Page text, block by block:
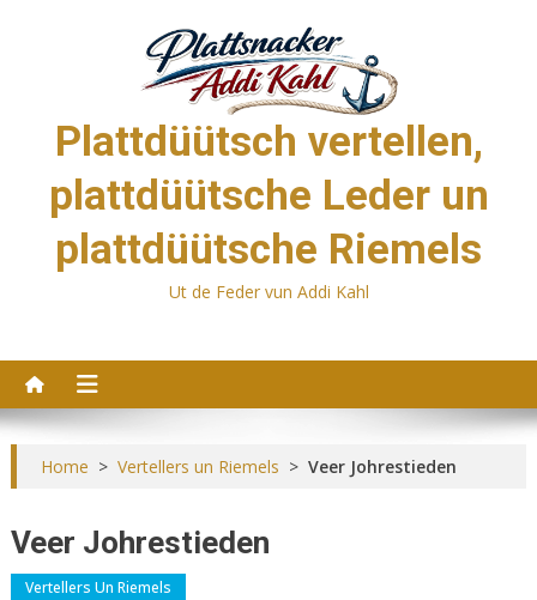
Plattdüütsch vertellen,
plattdüütsche Leder un
plattdüütsche Riemels
Ut de Feder vun Addi Kahl
Home > Vertellers un Riemels > Veer Johrestieden
Veer Johrestieden
Vertellers Un Riemels